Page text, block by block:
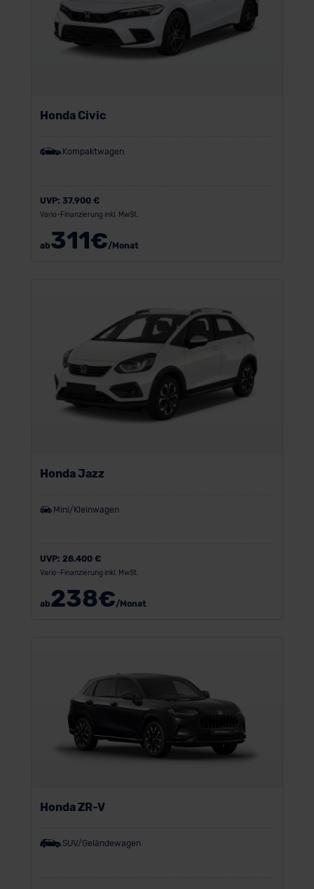
Honda Civic
Kompaktwagen
UVP: 37.900 €
Vario-Finanzierung inkl. MwSt.
ab311€/Monat
Honda Jazz
Mini/Kleinwagen
UVP: 28.400 €
Vario-Finanzierung inkl. MwSt.
ab238€/Monat
Honda ZR-V
SUV/Geländewagen